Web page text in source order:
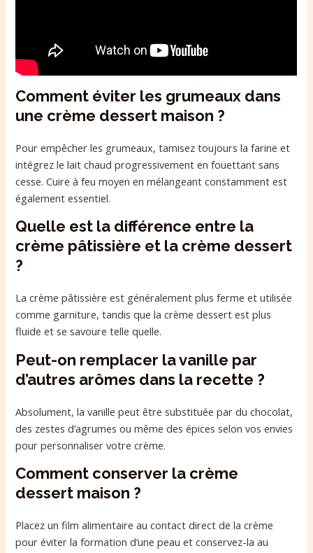
Comment éviter les grumeaux dans
une crème dessert maison ?
Pour empêcher les grumeaux, tamisez toujours la farine et
intégrez le lait chaud progressivement en fouettant sans
cesse. Cuire à feu moyen en mélangeant constamment est
également essentiel.
Quelle est la différence entre la
crème pâtissière et la crème dessert
?
La crème pâtissière est généralement plus ferme et utilisée
comme garniture, tandis que la crème dessert est plus
fluide et se savoure telle quelle.
Peut-on remplacer la vanille par
d’autres arômes dans la recette ?
Absolument, la vanille peut être substituée par du chocolat,
des zestes d’agrumes ou même des épices selon vos envies
pour personnaliser votre crème.
Comment conserver la crème
dessert maison ?
Placez un film alimentaire au contact direct de la crème
pour éviter la formation d’une peau et conservez-la au